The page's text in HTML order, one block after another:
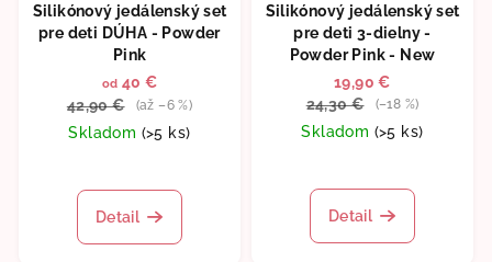
Silikónový jedálenský set
pre deti DÚHA - Powder
Pink
od 40 €
42,90 €
(až –6 %)
Skladom (>5 ks)
hodnotenie
produktu
Detail
Silikónový jedálenský set
pre deti 3-dielny -
Powder Pink - New
19,90 €
24,30 €
(–18 %)
Skladom (>5 ks)
hodnotenie
produktu
Detail